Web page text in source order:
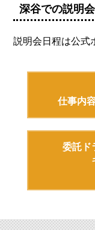
深谷での説明会
説明会日程は公式
仕事内
委託ド